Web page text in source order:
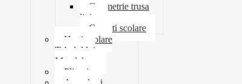
Geometrie trusa
liniar
Coperti scolare
Harti scolare
Tabelul lui
Mendeleev
Plicuri